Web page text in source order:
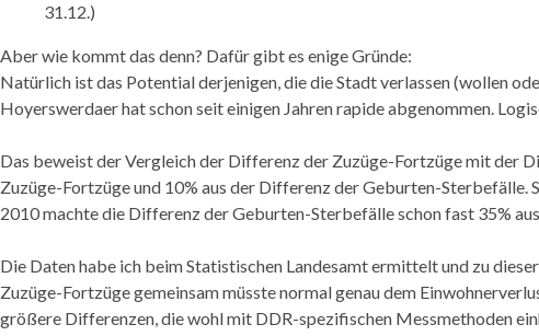
31.12.)
Aber wie kommt das denn? Dafür gibt es enige Gründe:
Natürlich ist das Potential derjenigen, die die Stadt verlassen (wollen
Hoyerswerdaer hat schon seit einigen Jahren rapide abgenommen.
Das beweist der Vergleich der Differenz der Zuzüge-Fortzüge mit der
Zuzüge-Fortzüge und 10% aus der Differenz der Geburten-Sterbefälle.
2010 machte die Differenz der Geburten-Sterbefälle schon fast 35%
Die Daten habe ich beim Statistischen Landesamt ermittelt und zu
Zuzüge-Fortzüge gemeinsam müsste normal genau dem
größere Differenzen, die wohl mit DDR-spezifischen Messmethoden